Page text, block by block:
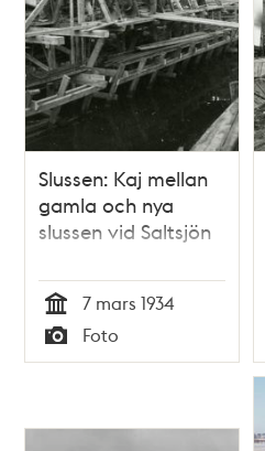
Slussen: Kaj mellan
gamla och nya
slussen vid Saltsjön
Tid
7 mars 1934
Typ
Foto